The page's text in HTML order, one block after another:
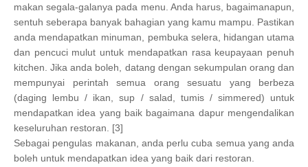
makan segala-galanya pada menu. Anda harus, bagaimanapun,
sentuh seberapa banyak bahagian yang kamu mampu. Pastikan
anda mendapatkan minuman, pembuka selera, hidangan utama
dan pencuci mulut untuk mendapatkan rasa keupayaan penuh
kitchen. Jika anda boleh, datang dengan sekumpulan orang dan
mempunyai perintah semua orang sesuatu yang berbeza
(daging lembu / ikan, sup / salad, tumis / simmered) untuk
mendapatkan idea yang baik bagaimana dapur mengendalikan
keseluruhan restoran. [3]
Sebagai pengulas makanan, anda perlu cuba semua yang anda
boleh untuk mendapatkan idea yang baik dari restoran.